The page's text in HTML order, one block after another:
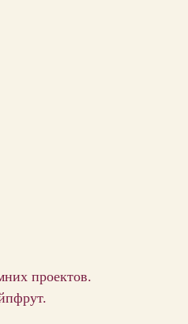
проектов.